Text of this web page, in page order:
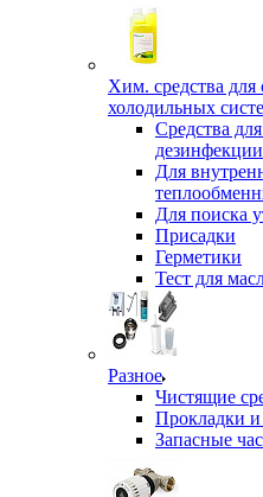
Хим. средства для
холодильных
Средства
Для
Для поиска
Присадки
Герметики
Тест для
Разное
Чистящие
Прокладки
Запасные